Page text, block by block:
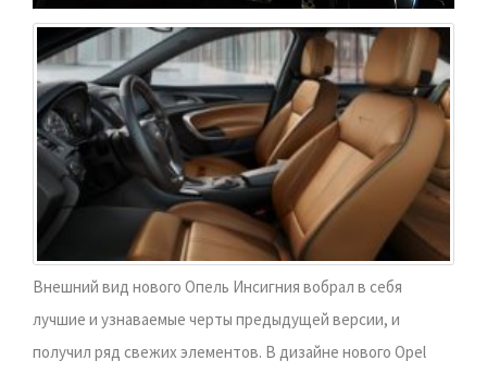
Внешний вид нового Опель Инсигния вобрал в себя
лучшие и узнаваемые черты предыдущей версии, и
получил ряд свежих элементов. В дизайне нового Opel